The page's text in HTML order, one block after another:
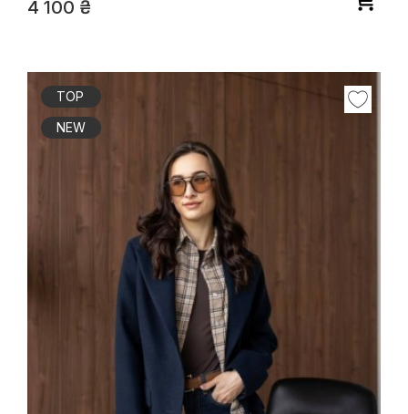
4 100 ₴
TOP
NEW